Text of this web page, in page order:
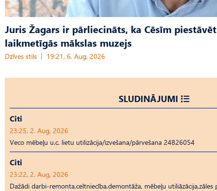
Juris Žagars ir pārliecināts, ka Cēsīm
laikmetīgās mākslas muzejs
Dzīves stils 19:21, 6. Aug, 2026
SLUDINĀJUMI
Citi
23:25, 2. Aug, 2026
Veco mēbeļu u.c. lietu utilizācija/izvešana/pārvešana 24826054
Citi
23:22, 2. Aug, 2026
Dažādi darbi-remonta,celtniecība,demontāža, mēbeļu